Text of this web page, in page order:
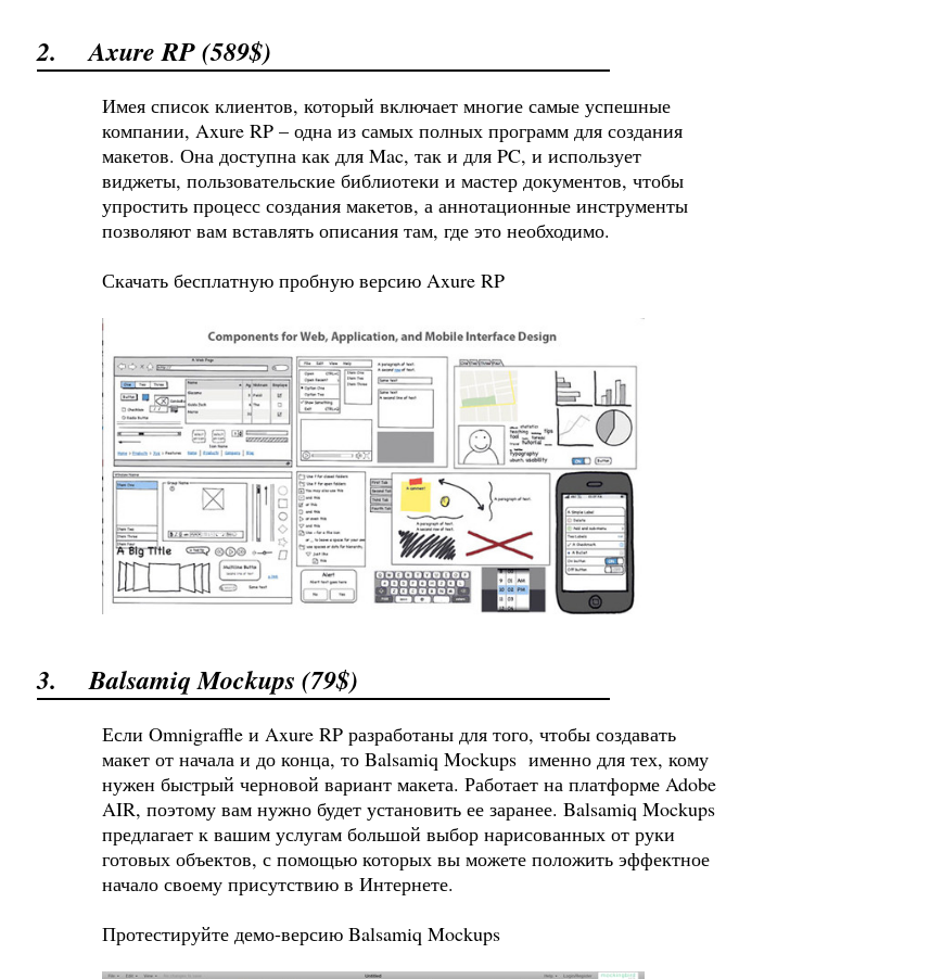
2. Axure RP (589$)
Имея список клиентов, который включает многие самые успешные
компании, Axure RP – одна из самых полных программ для создания
макетов. Она доступна как для Mac, так и для PC, и использует
виджеты, пользовательские библиотеки и мастер документов, чтобы
упростить процесс создания макетов, а аннотационные инструменты
позволяют вам вставлять описания там, где это необходимо.
Скачать бесплатную пробную версию Axure RP
3. Balsamiq Mockups (79$)
Если Omnigraffle и Axure RP разработаны для того, чтобы создавать
макет от начала и до конца, то Balsamiq Mockups именно для тех, кому
нужен быстрый черновой вариант макета. Работает на платформе Adobe
AIR, поэтому вам нужно будет установить ее заранее. Balsamiq Mockups
предлагает к вашим услугам большой выбор нарисованных от руки
готовых объектов, с помощью которых вы можете положить эффектное
начало своему присутствию в Интернете.
Протестируйте демо-версию Balsamiq Mockups